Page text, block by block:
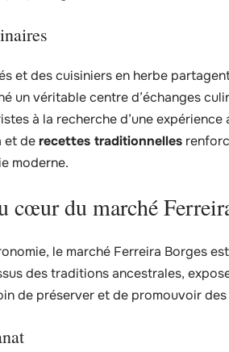
et des cuisiniers en herbe
un véritable centre d’échanges
à la recherche d’une
et derecettes traditionnelles
moderne.
cœur du marché
le marché Ferreira Borges
des traditions ancestrales,
de préserver et de promouvoir